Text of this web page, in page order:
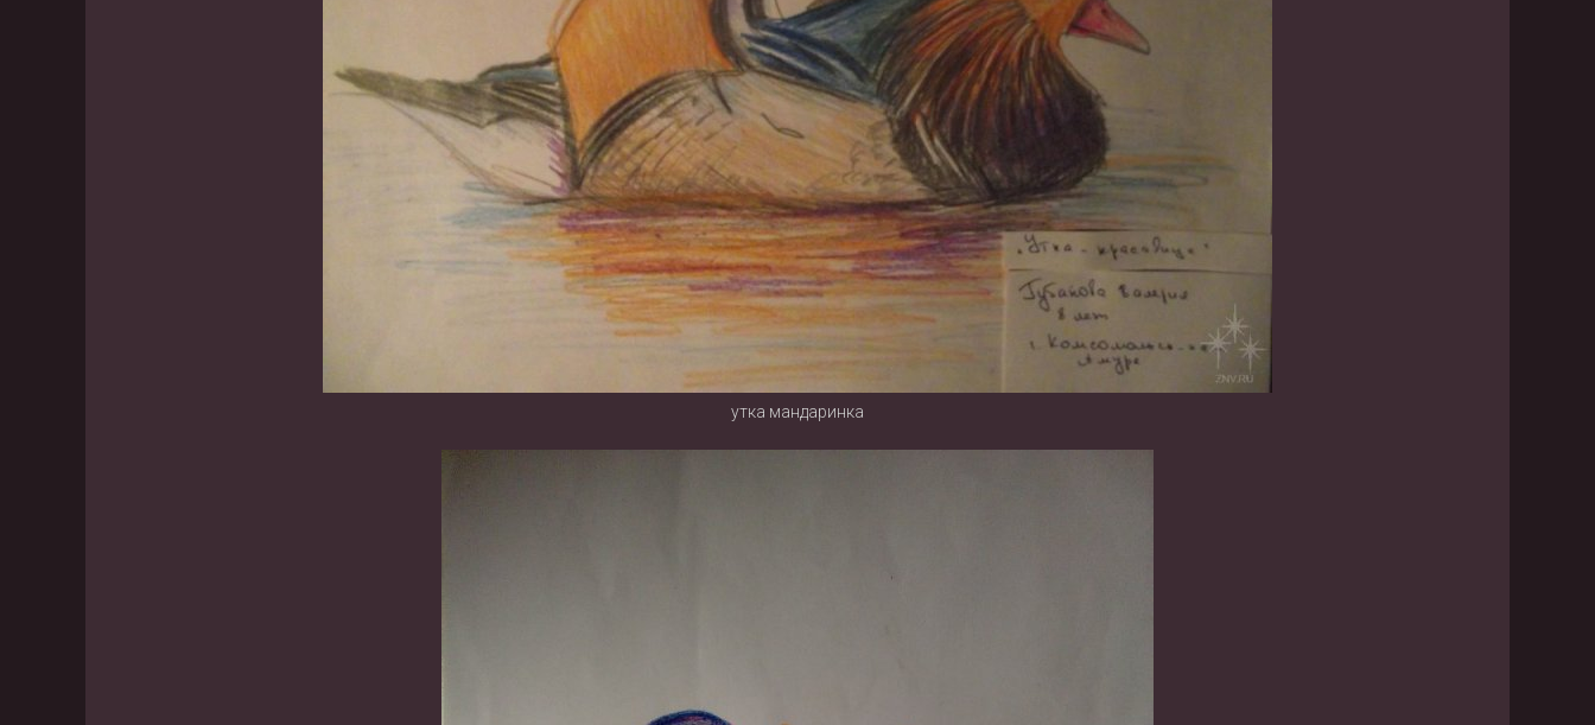
утка мандаринка